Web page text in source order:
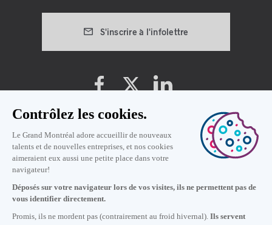
S'inscrire à l'infolettre
Préférences témoins
Politique de vie privée